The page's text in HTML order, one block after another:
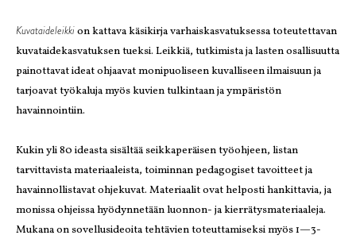
Kuvataideleikkion kattava käsikirja varhaiskasvatuksessa toteutettavan
kuvataidekasvatuksen tueksi. Leikkiä, tutkimista ja lasten osallisuutta
painottavat ideat ohjaavat monipuoliseen kuvalliseen ilmaisuun ja
tarjoavat työkaluja myös kuvien tulkintaan ja ympäristön
havainnointiin.
Kukin yli 80 ideasta sisältää seikkaperäisen työohjeen, listan
tarvittavista materiaaleista, toiminnan pedagogiset tavoitteet ja
havainnollistavat ohjekuvat. Materiaalit ovat helposti hankittavia, ja
monissa ohjeissa hyödynnetään luonnon- ja kierrätysmateriaaleja.
Mukana on sovellusideoita tehtävien toteuttamiseksi myös 1—3-